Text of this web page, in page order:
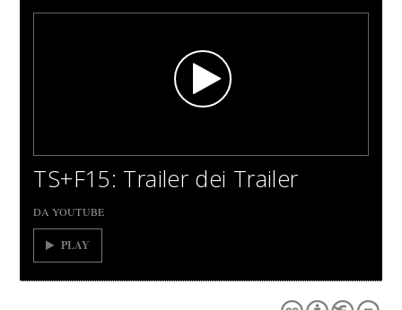
TS+F15: Trailer dei Trailer
DA YOUTUBE
PLAY